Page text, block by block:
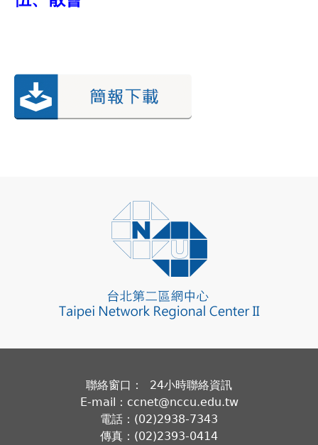
聯絡窗口： 24小時聯絡資訊
E-mail：ccnet@nccu.edu.tw
電話：(02)2938-7343
傳真：(02)2393-0414